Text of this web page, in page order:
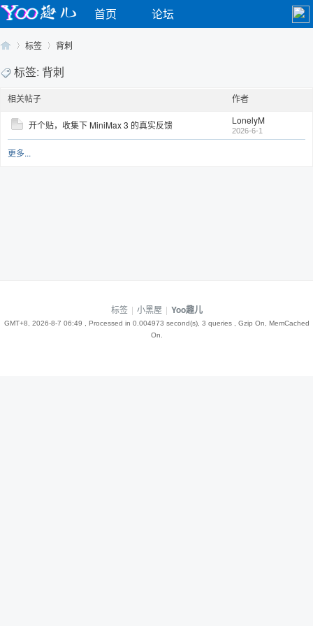
首页 论坛
Yo›
标签 背刺
标签: 背刺
相关帖子 作者
开个贴，收集下 MiniMax 3 的真实反馈 LonelyM
2026-6-1
更多...
标签 | 小黑屋 | Yoo趣儿
GMT+8, 2026-8-7 06:49 , Processed in 0.004973 second(s), 3 queries , Gzip On, MemCached
On.